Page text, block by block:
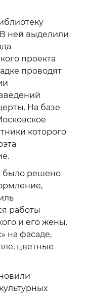
ней выделили
проекта
проводят
На базе
которого
было решено
работы
и его жены.
на фасаде,
цветные